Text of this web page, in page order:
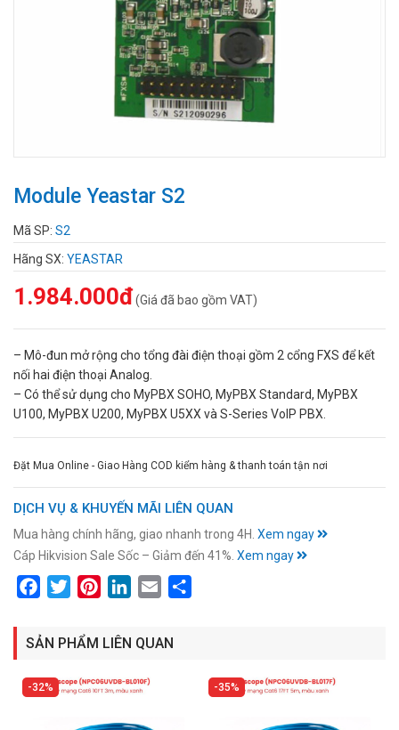
Module Yeastar S2
Mã SP: S2
Hãng SX: YEASTAR
1.984.000đ(Giá đã bao gồm VAT)
– Mô-đun mở rộng cho tổng đài điện thoại gồm 2 cổng FXS để kết
nối hai điện thoại Analog.
– Có thể sử dụng cho MyPBX SOHO, MyPBX Standard, MyPBX
U100, MyPBX U200, MyPBX U5XX và S-Series VoIP PBX.
Đặt Mua Online - Giao Hàng COD kiểm hàng & thanh toán tận nơi
DỊCH VỤ & KHUYẾN MÃI LIÊN QUAN
Mua hàng chính hãng, giao nhanh trong 4H. Xem ngay
Cáp Hikvision Sale Sốc – Giảm đến 41%. Xem ngay
FacebookTwitterPinterestLinkedIn
Email
SẢN PHẨM LIÊN QUAN
32% 35%